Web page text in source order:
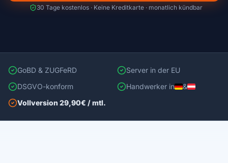
30 Tage kostenlos · Keine Kreditkarte · monatlich kündbar
GoBD & ZUGFeRD
Server in der EU
DSGVO-konform
Handwerker in
&
Vollversion 29,90€ / mtl.